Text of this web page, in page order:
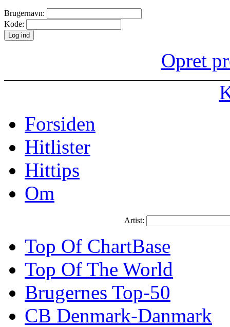
Brugernavn:
Kode:
Opret
Forsiden
Hitlister
Hittips
Om
Artist:
Top Of ChartBase
Top Of The World
Brugernes Top-50
CB Denmark-Danmark